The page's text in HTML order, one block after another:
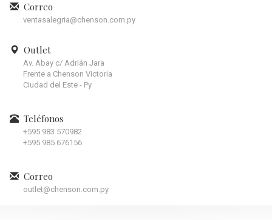
Correo
ventasalegria@chenson.com.py
Outlet
Av. Abay c/ Adrián Jara
Frente a Chenson Victoria
Ciudad del Este - Py
Teléfonos
+595 983 570982
+595 985 676156
Correo
outlet@chenson.com.py